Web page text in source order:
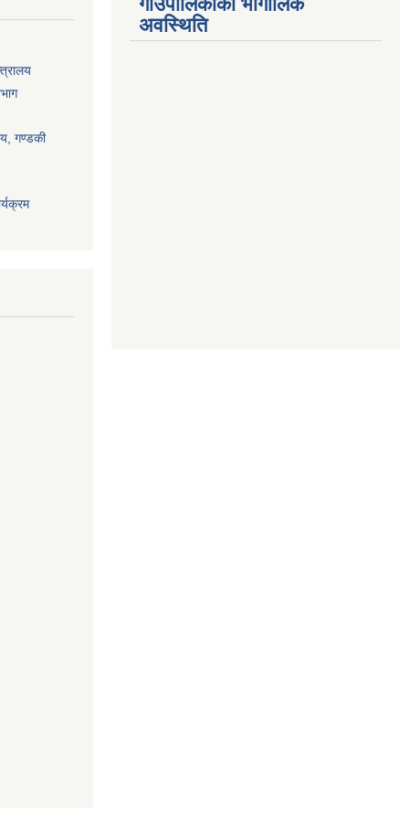
गण्डकी
अवस्थिति